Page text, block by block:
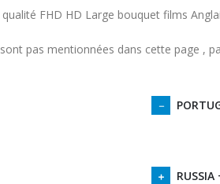
FHD HD Large bouquet films
pas mentionnées dans cette page ,